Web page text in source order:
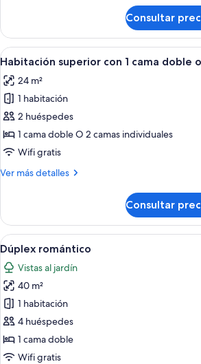
Consultar
Abrir
todas
las
fotos
de
Habitación
superior
1
o
2
individuales
3
Habitación superior con 1 cama doble
24 m²
1 habitación
2 huéspedes
1 cama doble O 2 camas individuales
Wifi gratis
Ver más detalles
Más
superior
con
1
cama
doble
o
2
individuales
Consultar
Abrir
todas
las
fotos
de
Dúplex
romántico
Un patio
8
Dúplex romántico
Vistas al jardín
40 m²
1 habitación
4 huéspedes
1 cama doble
Wifi gratis